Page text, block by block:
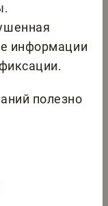
информации
полезно